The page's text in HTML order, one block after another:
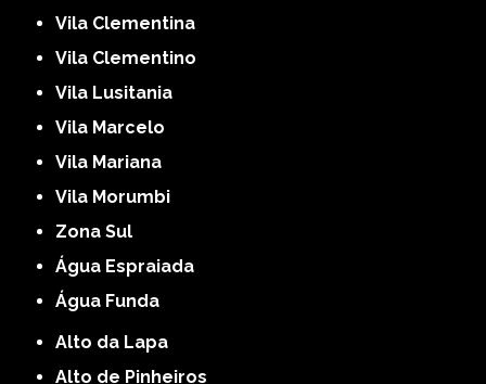
Vila Clementina
Vila Clementino
Vila Lusitania
Vila Marcelo
Vila Mariana
Vila Morumbi
Zona Sul
Água Espraiada
Água Funda
Alto da Lapa
Alto de Pinheiros